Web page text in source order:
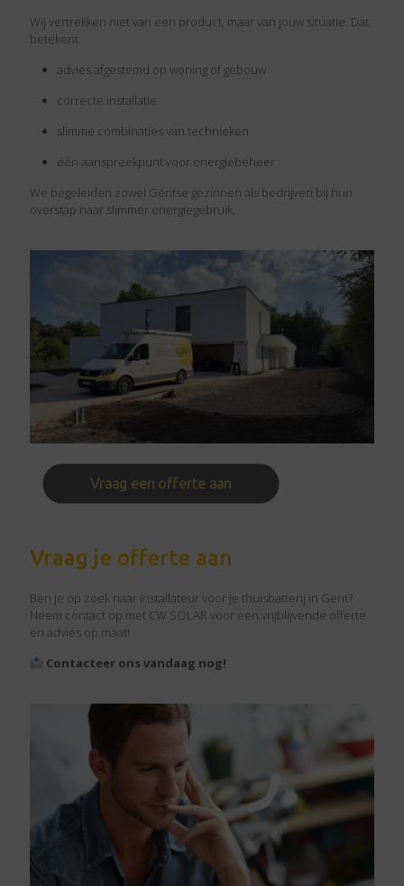
Wij vertrekken niet van een product, maar van jouw situatie. Dat
betekent:
advies afgestemd op woning of gebouw
correcte installatie
slimme combinaties van technieken
één aanspreekpunt voor energiebeheer
We begeleiden zowel Gentse gezinnen als bedrijven bij hun
overstap naar slimmer energiegebruik.
Vraag een offerte aan
Vraag je offerte aan
Ben je op zoek naar installateur voor je thuisbatterij in Gent?
Neem contact op met CW SOLAR voor een vrijblijvende offerte
en advies op maat!
Contacteer ons vandaag nog!